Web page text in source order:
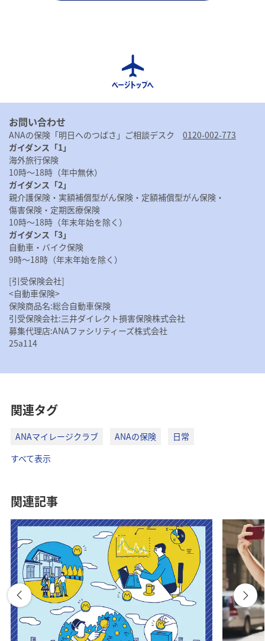
お問い合わせ
ANAの保険「明日へのつばさ」ご相談デスク 0120-002-773
ガイダンス「1」
海外旅行保険
10時〜18時（年中無休）
ガイダンス「2」
親介護保険・ 実額補償型がん保険・ 定額補償型がん保険・
傷害保険・ 定期医療保険
10時～18時（年末年始を除く）
ガイダンス「3」
自動車・バイク保険
9時～18時（年末年始を除く）
[引受保険会社]
<自動車保険>
保険商品名:総合自動車保険
引受保険会社:三井ダイレクト損害保険株式会社
募集代理店:ANAファシリティーズ株式会社
25a114
関連タグ
ANAマイレージクラブ ANAの保険
日常
すべて表示
関連記事